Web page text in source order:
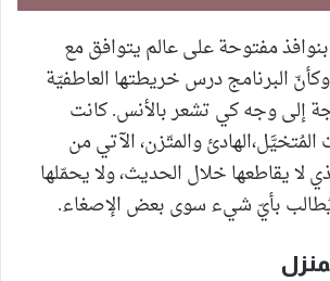
مفتوحة على عالم يتوافق مع
وكأنّ البرنامج درس خريطتها العاطفيّة
إلى وجه كي تشعر بالأنس. كانت
والمتّزن، الآتي من
لا يقاطعها خلال الحديث، ولا يحمّلها
يُطالب بأيّ شيء سوى بعض الإصغاء.